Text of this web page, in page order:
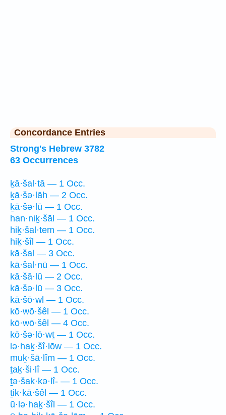
Concordance Entries
Strong's Hebrew 3782
63 Occurrences
ḵā·šal·tā — 1 Occ.
ḵā·šə·lāh — 2 Occ.
ḵā·šə·lū — 1 Occ.
han·niḵ·šāl — 1 Occ.
hiḵ·šal·tem — 1 Occ.
hiḵ·šîl — 1 Occ.
kā·šal — 3 Occ.
kā·šal·nū — 1 Occ.
kā·šā·lū — 2 Occ.
kā·šə·lū — 3 Occ.
kā·šō·wl — 1 Occ.
kō·wō·šêl — 1 Occ.
kō·wō·šêl — 4 Occ.
kō·šə·lō·wṯ — 1 Occ.
lə·haḵ·šî·lōw — 1 Occ.
muḵ·šā·lîm — 1 Occ.
ṯaḵ·ši·lî — 1 Occ.
ṯə·šak·kə·lî- — 1 Occ.
ṯik·kā·šêl — 1 Occ.
ū·lə·haḵ·šîl — 1 Occ.